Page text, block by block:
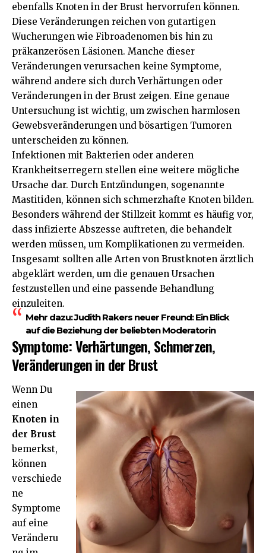
ebenfalls Knoten in der Brust hervorrufen können.
Diese Veränderungen reichen von gutartigen
Wucherungen wie Fibroadenomen bis hin zu
präkanzerösen Läsionen. Manche dieser
Veränderungen verursachen keine Symptome,
während andere sich durch Verhärtungen oder
Veränderungen in der Brust zeigen. Eine genaue
Untersuchung ist wichtig, um zwischen harmlosen
Gewebsveränderungen und bösartigen Tumoren
unterscheiden zu können.
Infektionen mit Bakterien oder anderen
Krankheitserregern stellen eine weitere mögliche
Ursache dar. Durch Entzündungen, sogenannte
Mastitiden, können sich schmerzhafte Knoten bilden.
Besonders während der Stillzeit kommt es häufig vor,
dass infizierte Abszesse auftreten, die behandelt
werden müssen, um Komplikationen zu vermeiden.
Insgesamt sollten alle Arten von Brustknoten ärztlich
abgeklärt werden, um die genauen Ursachen
festzustellen und eine passende Behandlung
einzuleiten.
Mehr dazu:Judith Rakers neuer Freund: Ein Blick
auf die Beziehung der beliebten Moderatorin
Symptome: Verhärtungen, Schmerzen,
Veränderungen in der Brust
Wenn Du
einen
Knoten in
der Brust
bemerkst,
können
verschiede
ne
Symptome
auf eine
Veränderu